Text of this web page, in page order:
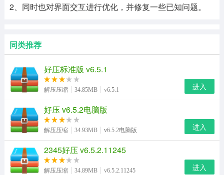
2、同时也对界面交互进行优化，并修复一些已知问题。
同类推荐
好压标准版 v6.5.1
解压压缩 34.85MB v6.5.1 进入
好压 v6.5.2电脑版
解压压缩 34.93MB v6.5.2电脑版 进入
2345好压 v6.5.2.11245
解压压缩 34.89MB v6.5.2.11245 进入